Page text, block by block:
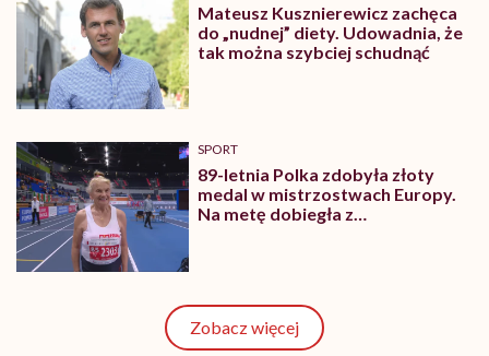
Mateusz Kusznierewicz zachęca
do „nudnej” diety. Udowadnia, że
tak można szybciej schudnąć
SPORT
89-letnia Polka zdobyła złoty
medal w mistrzostwach Europy.
Na metę dobiegła z
Zobacz więcej